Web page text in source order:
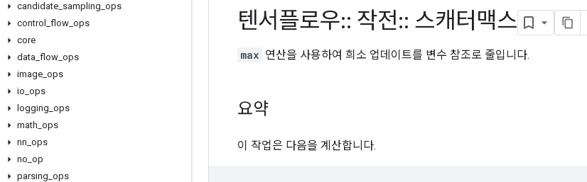
candidate sampling ops
control
flow ops
core
data flow ops
image ops
io ops
logging ops
math ops
nn ops
no op
parsing ops
텐서플로우:: 작전:: 스캐터맥스
max 연산을 사용하여 희소 업데이트를 변수 참조로 줄입니다.
요약
이 작업은 다음을 계산합니다.